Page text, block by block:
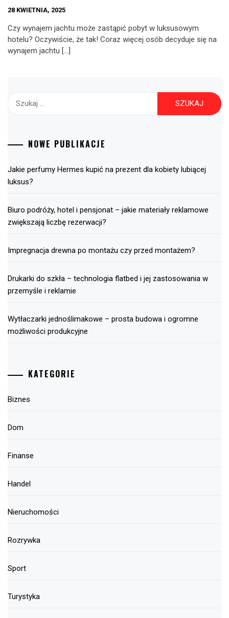
28 KWIETNIA, 2025
Czy wynajem jachtu może zastąpić pobyt w luksusowym
hotelu? Oczywiście, że tak! Coraz więcej osób decyduje się na
wynajem jachtu […]
Szukaj:
NOWE PUBLIKACJE
Jakie perfumy Hermes kupić na prezent dla kobiety lubiącej
luksus?
Biuro podróży, hotel i pensjonat – jakie materiały reklamowe
zwiększają liczbę rezerwacji?
Impregnacja drewna po montażu czy przed montażem?
Drukarki do szkła – technologia flatbed i jej zastosowania w
przemyśle i reklamie
Wytłaczarki jednoślimakowe – prosta budowa i ogromne
możliwości produkcyjne
KATEGORIE
Biznes
Dom
Finanse
Handel
Nieruchomości
Rozrywka
Sport
Turystyka